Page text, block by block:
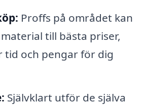
Proffs på området kan
till bästa priser,
tid och pengar för dig
Självklart utför de själva